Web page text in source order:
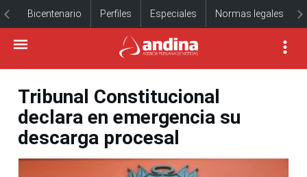
Bicentenario Perfiles Especiales Normas legales
Tribunal Constitucional
declara en emergencia su
descarga procesal